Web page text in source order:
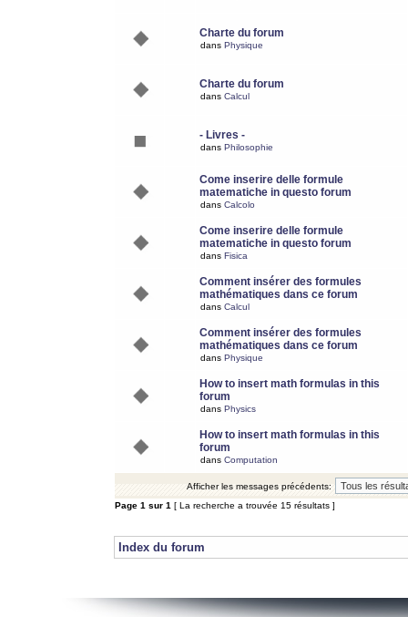
Charte du forum
dans Physique
Charte du forum
dans Calcul
- Livres -
dans Philosophie
Come inserire delle formule
matematiche in questo forum
dans Calcolo
Come inserire delle formule
matematiche in questo forum
dans Fisica
Comment insérer des formules
mathématiques dans ce forum
dans Calcul
Comment insérer des formules
mathématiques dans ce forum
dans Physique
How to insert math formulas in this
forum
dans Physics
How to insert math formulas in this
forum
dans Computation
Afficher les messages précédents:
Page 1 sur 1 [ La recherche a trouvée 15 résultats ]
Index du forum